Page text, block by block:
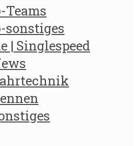
Teams
sonstiges
| Singlespeed